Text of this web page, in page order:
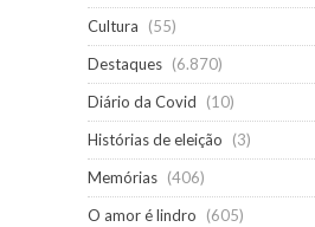
Cultura
(55)
Destaques (6.870)
Diário da Covid
(10)
Histórias de eleição
(3)
Memórias (406)
O amor é lindro
(605)